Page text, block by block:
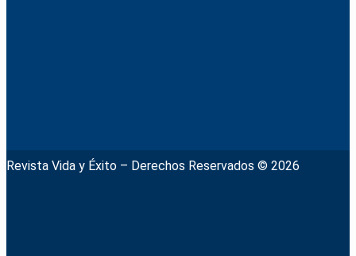
Revista Vida y Éxito – Derechos Reservados © 2026